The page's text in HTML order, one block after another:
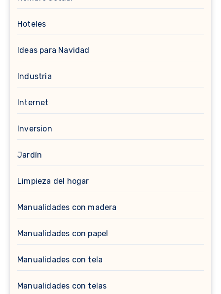
Hoteles
Ideas para Navidad
Industria
Internet
Inversion
Jardín
Limpieza del hogar
Manualidades con madera
Manualidades con papel
Manualidades con tela
Manualidades con telas